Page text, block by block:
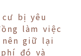
bị yêu
làm việc
giữ lại
đó và